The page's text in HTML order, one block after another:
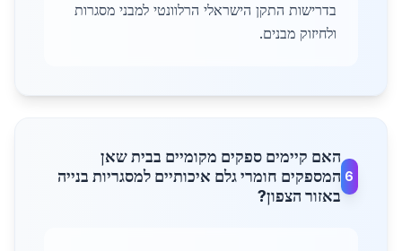
בדרישות התקן הישראלי הרלוונטי למבני מסגרות
ולחיזוק מבנים.
6
האם קיימים ספקים מקומיים בבית שאן
המספקים חומרי גלם איכותיים למסגריות בנייה
באזור הצפון?